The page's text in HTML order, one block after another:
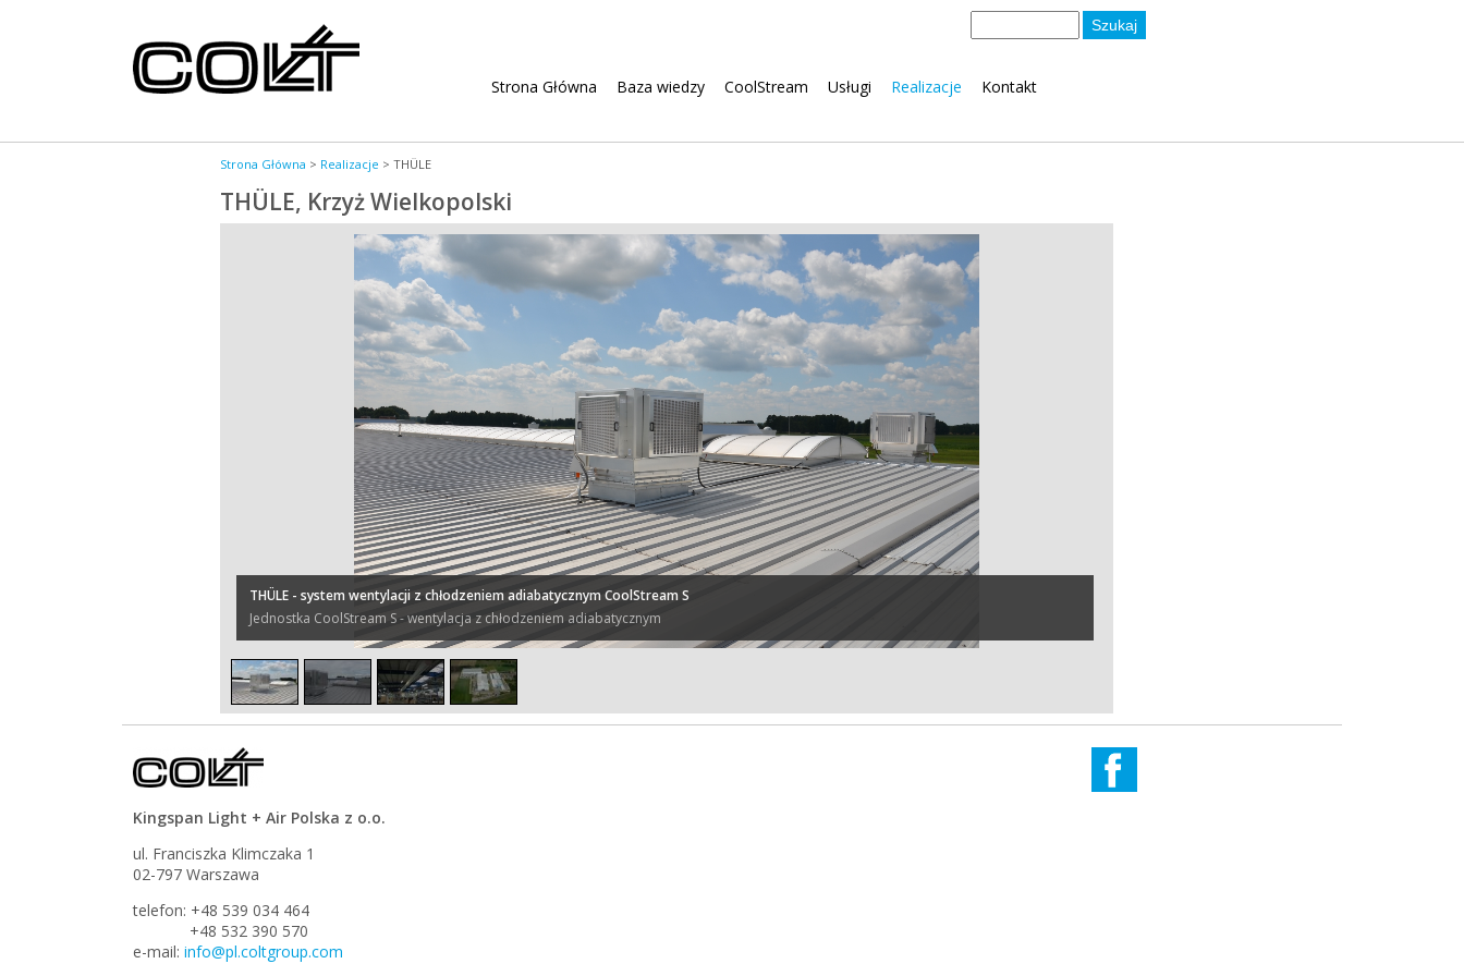
kluczowe
nawigacje
Strona Główna Baza wiedzy CoolStream Usługi Realizacje Kontakt
Strona Główna > Realizacje > THÜLE
THÜLE, Krzyż Wielkopolski
THÜLE - system wentylacji z chłodzeniem adiabatycznym CoolStream S
Jednostka CoolStream S - wentylacja z chłodzeniem adiabatycznym
Kingspan Light + Air Polska z o.o.
ul. Franciszka Klimczaka 1
02-797 Warszawa
telefon: +48 539 034 464
+48 532 390 570
e-mail: info@pl.coltgroup.com